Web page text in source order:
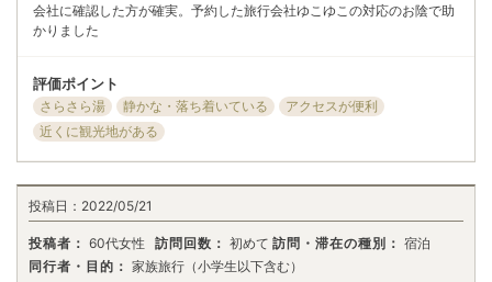
会社に確認した方が確実。予約した旅行会社ゆこゆこの対応のお陰で助
かりました
評価ポイント
さらさら湯 静かな・落ち着いている
アクセスが便利
近くに観光地がある
投稿日： 2022/05/21
投稿者： 60代女性 訪問回数： 初めて 訪問・滞在の種別： 宿泊
同行者・目的： 家族旅行（小学生以下含む）